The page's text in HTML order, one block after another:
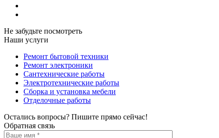
Не забудьте посмотреть
Наши услуги
Ремонт бытовой техники
Ремонт электроники
Сантехнические работы
Электротехнические работы
Сборка и установка мебели
Отделочные работы
Остались вопросы? Пишите прямо сейчас!
Обратная связь